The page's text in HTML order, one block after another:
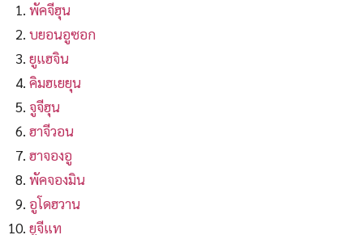
พัคจีฮุน
บยอนอูซอก
ยูแฮจิน
คิมฮเยยุน
จูจีฮุน
ฮาจีวอน
ฮาจองอู
พัคจองมิน
อูโดฮวาน
ยูจีแท